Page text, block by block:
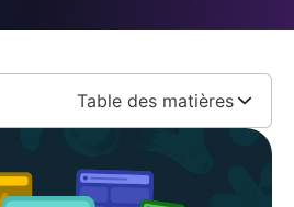
Table des matières